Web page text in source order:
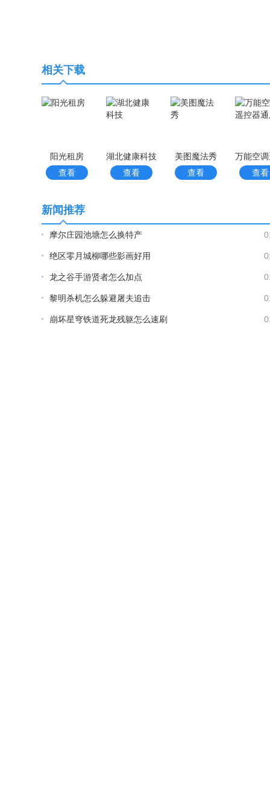
相关下载
阳光租房
查看
湖北健康科技
查看
美图魔法秀
查看
查看
新闻推荐
摩尔庄园池塘怎么换特产
绝区零月城柳哪些影画好用
龙之谷手游贤者怎么加点
黎明杀机怎么躲避屠夫追击
崩坏星穹铁道死龙残躯怎么速刷